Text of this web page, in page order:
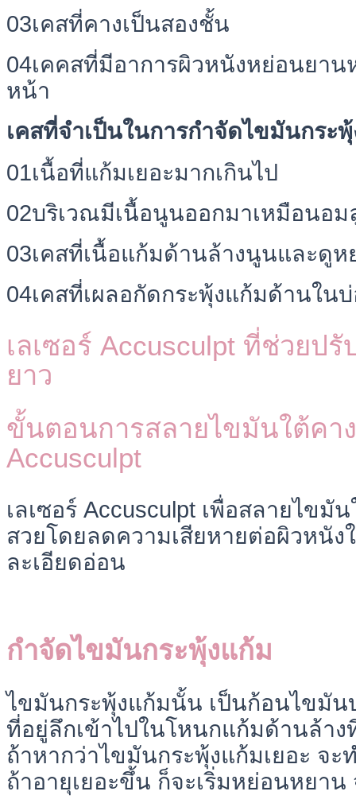
03เคสที่คางเป็นสองชั้น
04เคคสที่มีอาการผิวหนังหย่อนยาน
หน้า
เคสที่จำเป็นในการกำจัดไขมันกระ
01เนื้อที่แก้มเยอะมากเกินไป
02บริเวณมีเนื้อนูนออกมาเหมือนอ
03เคสที่เนื้อแก้มด้านล้างนูนและดู
04เคสที่เผลอกัดกระพุ้งแก้มด้านใน
เลเซอร์ Accusculpt ที่ช่วยปรั
ยาว
ขั้นตอนการสลายไขมันใต้คาง
Accusculpt
เลเซอร์ Accusculpt เพื่อสลายไขมั
สวยโดยลดความเสียหายต่อผิวหนั
ละเอียดอ่อน
กำจัดไขมันกระพุ้งแก้ม
ไขมันกระพุ้งแก้มนั้น เป็นก้อนไขมัน
ที่อยู่ลึกเข้าไปในโหนกแก้มด้านล้า
ถ้าหากว่าไขมันกระพุ้งแก้มเยอะ จ
ถ้าอายุเยอะขึ้น ก็จะเริ่มหย่อนหยา